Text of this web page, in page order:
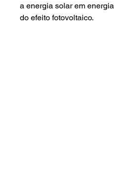
a energia solar em
do efeito fotovoltaico.